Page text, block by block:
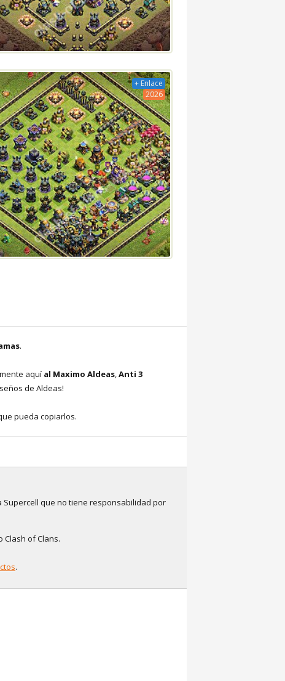
+ Enlace
2026
.
aquí al Maximo Aldeas,Anti 3
de Aldeas!
pueda copiarlos.
que no tiene responsabilidad por
of Clans.
.